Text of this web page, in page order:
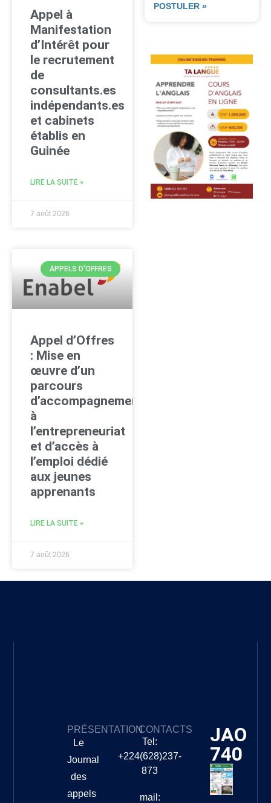
Appel à
Manifestation
d’Intérêt pour
le recrutement
de
consultants.es
indépendants.es
et cabinets
établis en
Guinée
LIRE LA SUITE »
7 août 2026
APPELS D'OFFRES
Appel d’Offres
: Mise en
œuvre d’un
parcours
d’accompagnement
à
l’entrepreneuriat
et d’accès à
l’emploi dédié
aux jeunes
apprenants
LIRE LA SUITE »
7 août 2026
POSTULER »
PRÉSENTATION
Le
Journal
des
appels
CONTACTS
Tel:
+224(628)237-
873
mail:
JAO
740